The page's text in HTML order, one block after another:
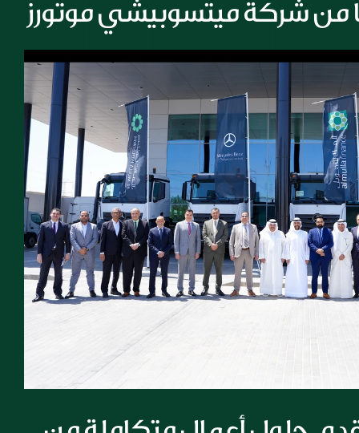
من شركة ميتسوبيشي موتورز